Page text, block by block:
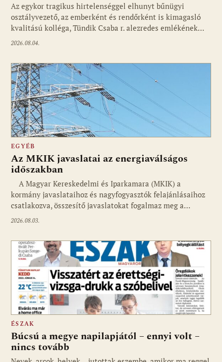
Az egykor tragikus hirtelenséggel elhunyt bűnügyi
osztályvezető, az emberként és rendőrként is kimagasló
kvalitású kolléga, Tündik Csaba r. alezredes emlékének…
2026.08.04.
EGYÉB
Az MKIK javaslatai az energiaválságos
időszakban
A Magyar Kereskedelmi és Iparkamara (MKIK) a
kormány javaslataihoz és nagyfogyasztók felajánlásaihoz
csatlakozva, összesítő javaslatokat fogalmaz meg a…
2026.08.03.
ÉSZAK
Búcsú a megye napilapjától – ennyi volt –
nincs tovább